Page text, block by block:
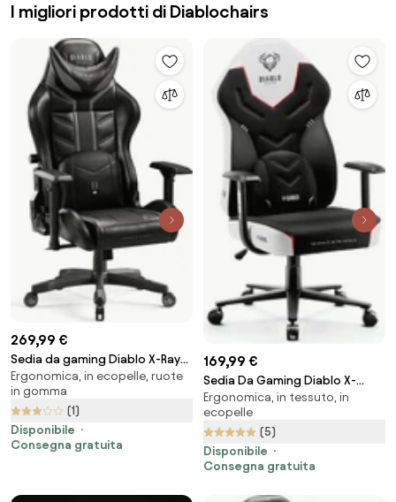
I migliori prodotti di Diablochairs
269,99 €
Sedia da gaming Diablo X-Ray
2.0 King Size: Nero e Grigio
Ergonomica, in ecopelle, ruote
in gomma
(1)
Disponibile
Consegna gratuita
169,99 €
Sedia Da Gaming Diablo X-
Gamer 2.0 Normal Size: Snow
white
Ergonomica, in tessuto, in
ecopelle
(5)
Disponibile
Consegna gratuita